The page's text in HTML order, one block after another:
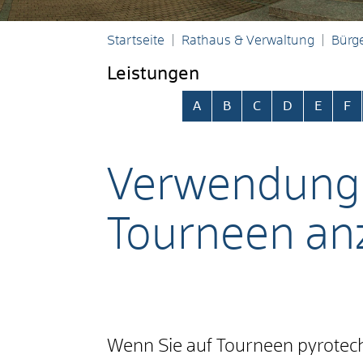
Startseite Rathaus & Verwaltung
Leistungen
Alphabetisches Register
A B C D E F
Tourneen
Wenn Sie auf Tourneen